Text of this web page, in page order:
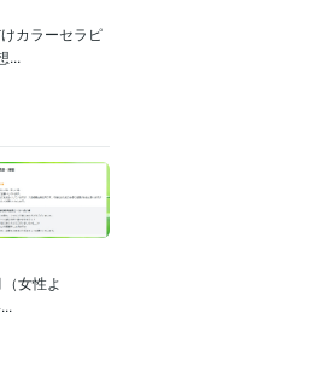
カラーセラピ
...
女性よ